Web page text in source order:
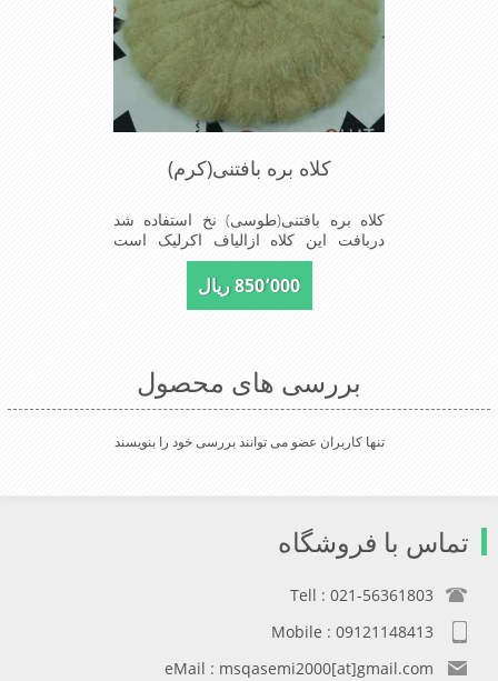
کلاه بره بافتنی(کرم)
کلاه بره بافتنی(طوسی) نخ استفاده شد
دربافت این کلاه ازالیاف اکرلیک است
وکلاه به خاطراستفاده از دو لایه بافت
ضخامت مناسبی درمقابل سرما را دارا
است شیک و مناسب افراد خوش پوش
850٬000 ریال
بررسی های محصول
تنها کاربران عضو می توانند بررسی خود را بنویسند
تماس با فروشگاه
Tell : 021-56361803
Mobile : 09121148413
eMail : msqasemi2000[at]gmail.com